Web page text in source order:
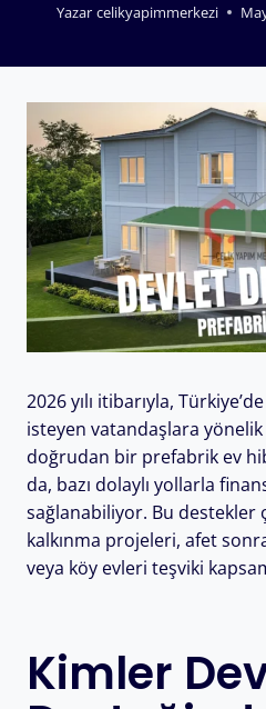
Yazar celikyapimmerkezi
2026 yılı itibarıyla, Türkiye’de
isteyen vatandaşlara
doğrudan bir prefabrik ev
da, bazı dolaylı yollarla
sağlanabiliyor. Bu destekler
kalkınma projeleri, afet
veya köy evleri teşviki
Kimler